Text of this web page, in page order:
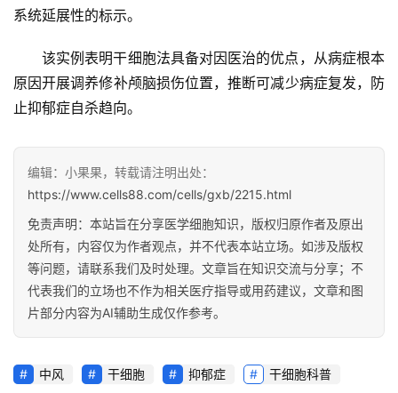
医
学
临
转
化
会
展
活
动
登录 注册
系统延展性的标示。
该实例表明干细胞法具备对因医治的优点，从病症根本
原因开展调养修补颅脑损伤位置，推断可减少病症复发，防
止抑郁症自杀趋向。
编辑：小果果，转载请注明出处：
https://www.cells88.com/cells/gxb/2215.html
免责声明：本站旨在分享医学细胞知识，版权归原作者及原出
处所有，内容仅为作者观点，并不代表本站立场。如涉及版权
等问题，请联系我们及时处理。文章旨在知识交流与分享；不
代表我们的立场也不作为相关医疗指导或用药建议，文章和图
片部分内容为AI辅助生成仅作参考。
中风 干细胞 抑郁症 干细胞科普